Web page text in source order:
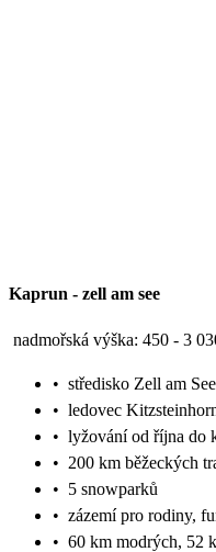
Kaprun - zell am see
nadmořská výška: 450 - 3
• středisko Zell am
• ledovec
• lyžování od října do
• 200 km běžeckých
• 5 snowparků
• zázemí pro rodiny,
• 60 km modrých, 52